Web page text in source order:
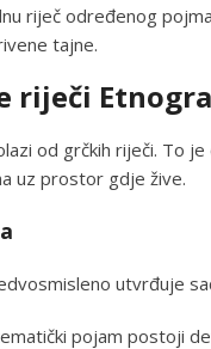
riječ određenog
tajne.
riječi
od grčkih riječi. To
uz prostor gdje žive.
utvrđuje
pojam postoji